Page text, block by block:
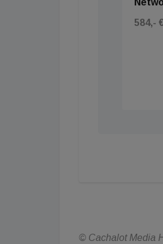
584,-
© Cachalot Media